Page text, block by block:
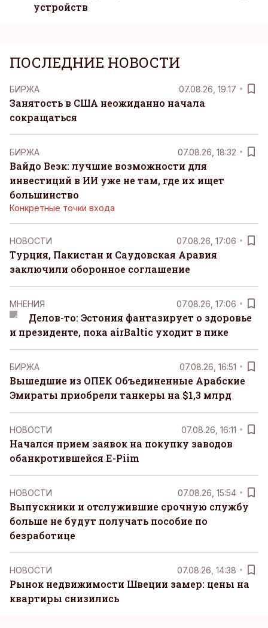
устройств
ПОСЛЕДНИЕ НОВОСТИ
БИРЖА 07.08.26, 19:17
Занятость в США неожиданно начала
сокращаться
БИРЖА 07.08.26, 18:32
Вайдо Веэк: лучшие возможности для
инвестиций в ИИ уже не там, где их ищет
большинство
Конкретные точки входа
НОВОСТИ 07.08.26, 17:06
Турция, Пакистан и Саудовская Аравия
заключили оборонное соглашение
MНЕНИЯ 07.08.26, 17:06
Делов-то: Эстония фантазирует о здоровье
и президенте, пока airBaltic уходит в пике
БИРЖА 07.08.26, 16:51
Вышедшие из ОПЕК Объединенные Арабские
Эмираты приобрели танкеры на $1,3 млрд
НОВОСТИ 07.08.26, 16:11
Начался прием заявок на покупку заводов
обанкротившейся E-Piim
НОВОСТИ 07.08.26, 15:54
Выпускники и отслужившие срочную службу
больше не будут получать пособие по
безработице
НОВОСТИ 07.08.26, 14:38
Рынок недвижимости Швеции замер: цены на
квартиры снизились